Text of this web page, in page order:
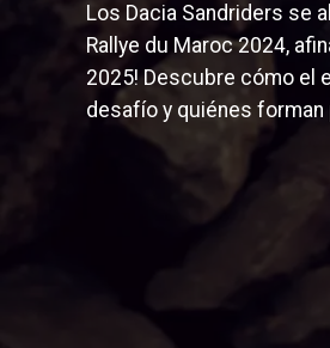
Los Dacia Sandriders se
Rallye du Maroc 2024,
2025! Descubre cómo el
desafío y quiénes forman